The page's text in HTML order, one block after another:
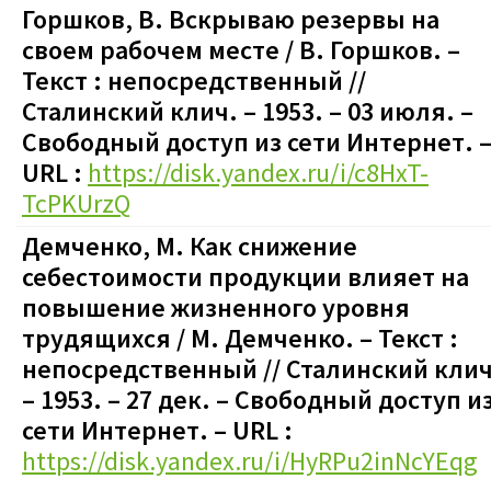
Горшков, В. Вскрываю резервы на
своем рабочем месте / В. Горшков. –
Текст : непосредственный //
Сталинский клич. – 1953. – 03 июля. –
Свободный доступ из сети Интернет. –
URL : https://disk.yandex.ru/i/c8HxT-
TcPKUrzQ
Демченко, М. Как снижение
себестоимости продукции влияет на
повышение жизненного уровня
трудящихся / М. Демченко. – Текст :
непосредственный // Сталинский
– 1953. – 27 дек. – Свободный доступ
сети Интернет. – URL :
https://disk.yandex.ru/i/HyRPu2inNcYEqg